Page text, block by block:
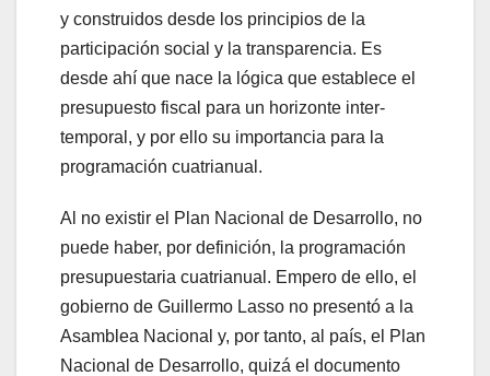
y construidos desde los principios de la
participación social y la transparencia. Es
desde ahí que nace la lógica que establece el
presupuesto fiscal para un horizonte inter-
temporal, y por ello su importancia para la
programación cuatrianual.
Al no existir el Plan Nacional de Desarrollo, no
puede haber, por definición, la programación
presupuestaria cuatrianual. Empero de ello, el
gobierno de Guillermo Lasso no presentó a la
Asamblea Nacional y, por tanto, al país, el Plan
Nacional de Desarrollo, quizá el documento